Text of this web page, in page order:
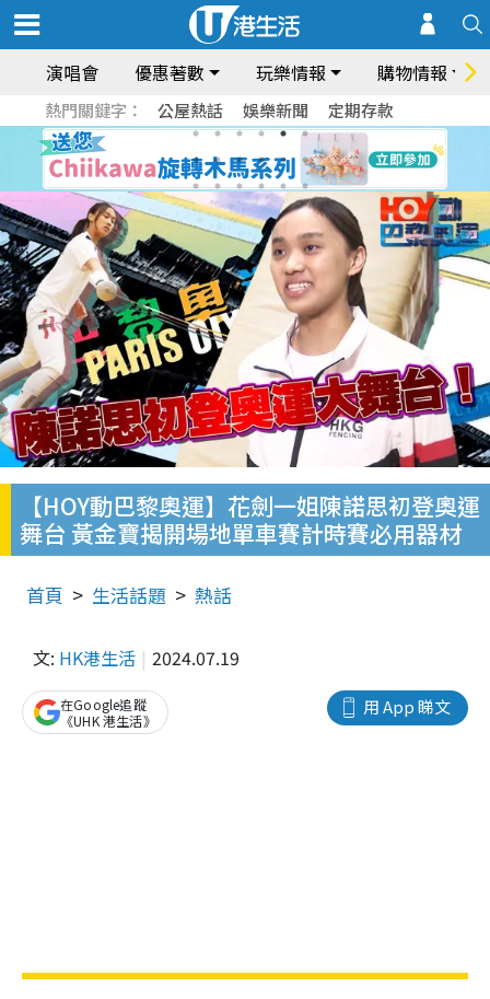
演唱會 優惠著數 玩樂情報 購物情報
熱門關鍵字： 公屋熱話 娛樂新聞 定期存款
【HOY動巴黎奧運】花劍一姐陳諾思初登奧運
舞台 黃金寶揭開場地單車賽計時賽必用器材
首頁 生活話題 熱話
文: HK港生活 2024.07.19
用 App 睇文
在Google追蹤
《UHK 港生活》